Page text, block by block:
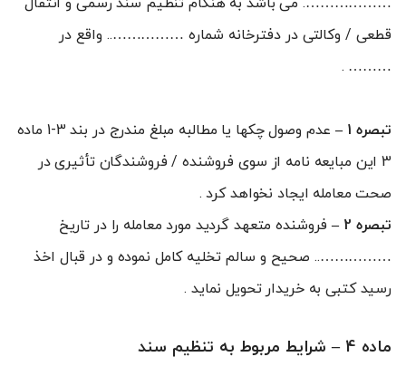
قطعی / وکالتی در دفترخانه شماره …………….. واقع در
……… .
تبصره 1 –
عدم وصول چکها یا مطالبه مبلغ مندرج در بند 3-1 ماده
3 این مبایعه نامه از سوی فروشنده / فروشندگان تأثیری در
صحت معامله ایجاد نخواهد کرد .
تبصره 2
–فروشنده متعهد گردید مورد معامله را در تاریخ
…………….. صحیح و سالم تخلیه کامل نموده و در قبال اخذ
رسید کتبی به خریدار تحویل نماید .
ماده 4 – شرايط مربوط به تنظيم سند